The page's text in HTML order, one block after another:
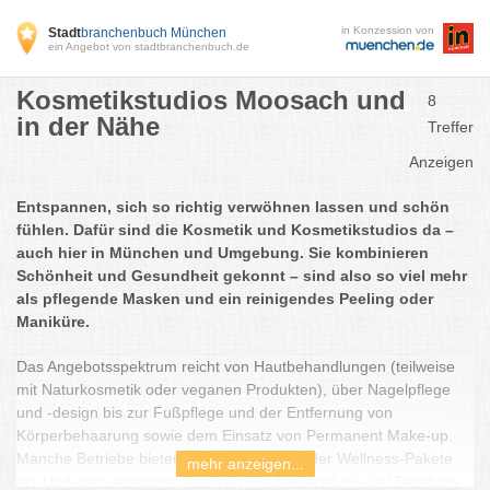
Stadtbranchenbuch München
ein Angebot von stadtbranchenbuch.de
in Konzession von
Kosmetikstudios Moosach und
in der Nähe
8
Treffer
Anzeigen
Entspannen, sich so richtig verwöhnen lassen und schön
fühlen. Dafür sind die Kosmetik und Kosmetikstudios da –
auch hier in München und Umgebung. Sie kombinieren
Schönheit und Gesundheit gekonnt – sind also so viel mehr
als pflegende Masken und ein reinigendes Peeling oder
Maniküre.
Das Angebotsspektrum reicht von Hautbehandlungen (teilweise
mit Naturkosmetik oder veganen Produkten), über Nagelpflege
und -design bis zur Fußpflege und der Entfernung von
Körperbehaarung sowie dem Einsatz von Permanent Make-up.
Manche Betriebe bieten auch Massagen oder Wellness-Pakete
an. Und noch wichtiger: eine fachkundige Analyse und Beratung
mehr anzeigen...